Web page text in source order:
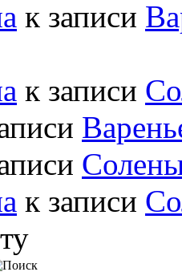
к записи
к записи
к записи